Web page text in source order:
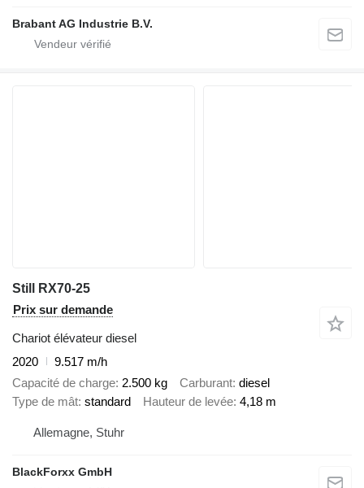
Brabant AG Industrie B.V.
Still RX70-25
Prix sur demande
Chariot élévateur diesel
2020
9.517 m/h
Capacité de charge 2.500 kg Carburant diesel
Type de mât standard Hauteur de levée 4,18 m
Allemagne, Stuhr
BlackForxx GmbH